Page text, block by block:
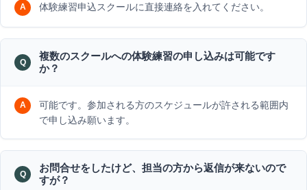
体験練習申込スクールに直接連絡を入れてください。
複数のスクールへの体験練習の申し込みは可能です
か？
可能です。参加される方のスケジュールが許される範囲内
で申し込み願います。
お問合せをしたけど、担当の方から返信が来ないので
すが？